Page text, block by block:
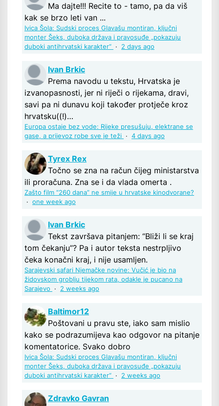
Ma dajte!!! Recite to - tamo, pa da viš
kak se brzo leti van ...
Ivica Šola: Sudski proces Glavašu montiran, ključni
monter Šeks, duboka država i pravosuđe „pokazuju
duboki antihrvatski karakter“ · 2 days ago
Ivan Brkic
Prema navodu u tekstu, Hrvatska je
izvanopasnosti, jer ni riječi o rijekama, dravi,
savi pa ni dunavu koji također protječe kroz
hrvatsku((!)…
Europa ostaje bez vode: Rijeke presušuju, elektrane se
gase, a prijevoz robe sve je teži · 4 days ago
Tyrex Rex
Točno se zna na račun čijeg ministarstva
ili proračuna. Zna se i da vlada omerta .
Zašto film “260 dana” ne smije u hrvatske kinodvorane?
· one week ago
Ivan Brkic
Tekst završava pitanjem: “Bliži li se kraj
tom čekanju”? Pa i autor teksta nestrpljivo
čeka konačni kraj, i nije usamljen.
Sarajevski safari Njemačke novine: Vučić je bio na
židovskom groblju tijekom rata, odakle je pucano na
Sarajevo
· 2 weeks ago
Baltimor12
Poštovani u pravu ste, iako sam mislio
kako se podrazumijeva kao odgovor na pitanje
komentatorice. Svako dobro
Ivica Šola: Sudski proces Glavašu montiran, ključni
monter Šeks, duboka država i pravosuđe „pokazuju
duboki antihrvatski karakter“ · 2 weeks ago
Zdravko Gavran